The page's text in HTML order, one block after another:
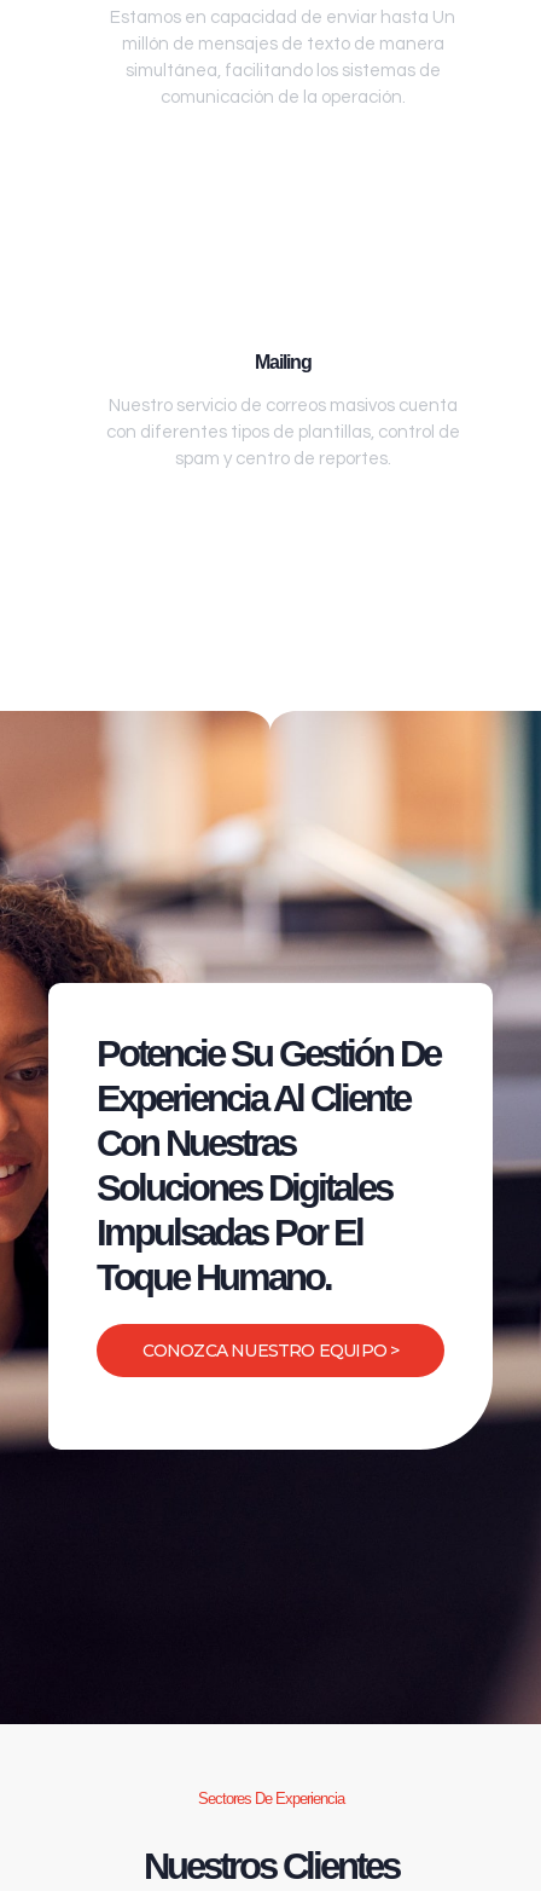
Estamos en capacidad de enviar hasta Un
millón de mensajes de texto de manera
simultánea, facilitando los sistemas de
comunicación de la operación.
Mailing
Nuestro servicio de correos masivos cuenta
con diferentes tipos de plantillas, control de
spam y centro de reportes.
Potencie Su Gestión De
Experiencia Al Cliente
Con Nuestras
Soluciones Digitales
Impulsadas Por El
Toque Humano.
CONOZCA NUESTRO EQUIPO >
Sectores De Experiencia
Nuestros Clientes